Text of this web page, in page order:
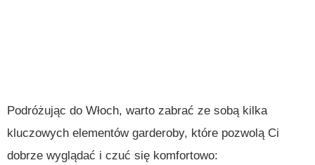
Podróżując do Włoch, warto zabrać ze sobą kilka
kluczowych elementów garderoby, które pozwolą Ci
dobrze wyglądać i czuć się komfortowo: